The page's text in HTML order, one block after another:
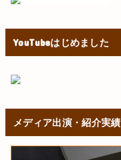
YouTubeはじめました
メディア出演・紹介実績